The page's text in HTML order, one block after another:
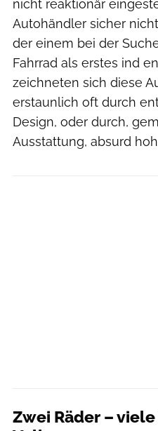
nicht reaktionär
Autohändler sicher
der einem bei der
Fahrrad als erstes ind
zeichneten sich diese
erstaunlich oft durch
Design, oder durch,
Ausstattung, absurd
Zwei Räder –